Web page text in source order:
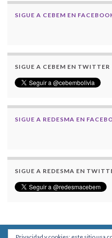
SIGUE A CEBEM EN
SIGUE A CEBEM EN TWITTER
SIGUE A REDESMA EN
SIGUE A REDESMA EN